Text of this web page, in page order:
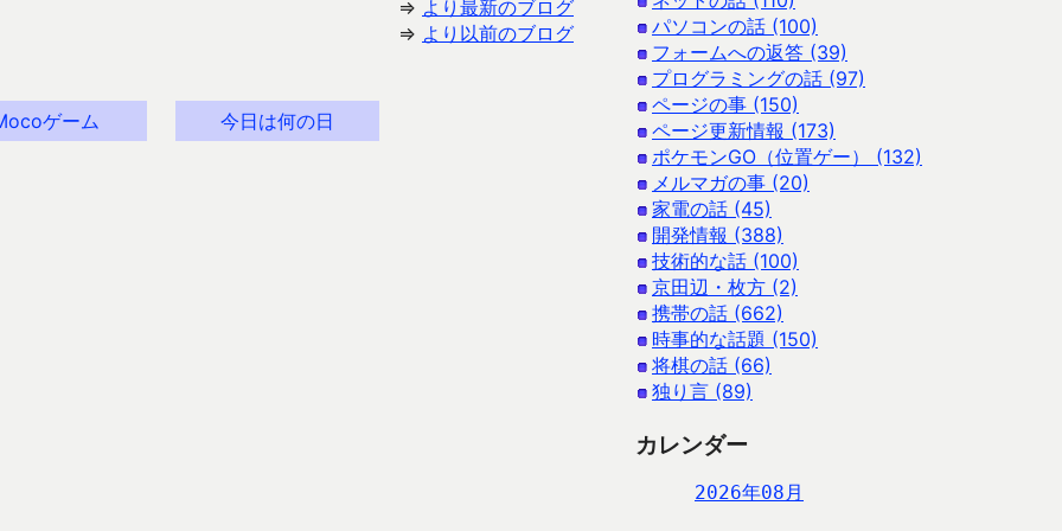
⇒ より最新のブログ
⇒ より以前のブログ
ゲーム 今日は何の日
パソコンの話 (100)
フォームへの返答 (39)
プログラミングの話 (97)
ページの事 (150)
ページ更新情報 (173)
ポケモンGO（位置ゲー） (132)
メルマガの事 (20)
家電の話 (45)
開発情報 (388)
技術的な話 (100)
京田辺・枚方 (2)
携帯の話 (662)
時事的な話題 (150)
将棋の話 (66)
独り言 (89)
カレンダー
2026年08月